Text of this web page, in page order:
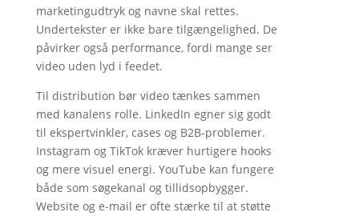
marketingudtryk og navne skal rettes.
Undertekster er ikke bare tilgængelighed. De
påvirker også performance, fordi mange ser
video uden lyd i feedet.
Til distribution bør video tænkes sammen
med kanalens rolle. LinkedIn egner sig godt
til ekspertvinkler, cases og B2B-problemer.
Instagram og TikTok kræver hurtigere hooks
og mere visuel energi. YouTube kan fungere
både som søgekanal og tillidsopbygger.
Website og e-mail er ofte stærke til at støtte